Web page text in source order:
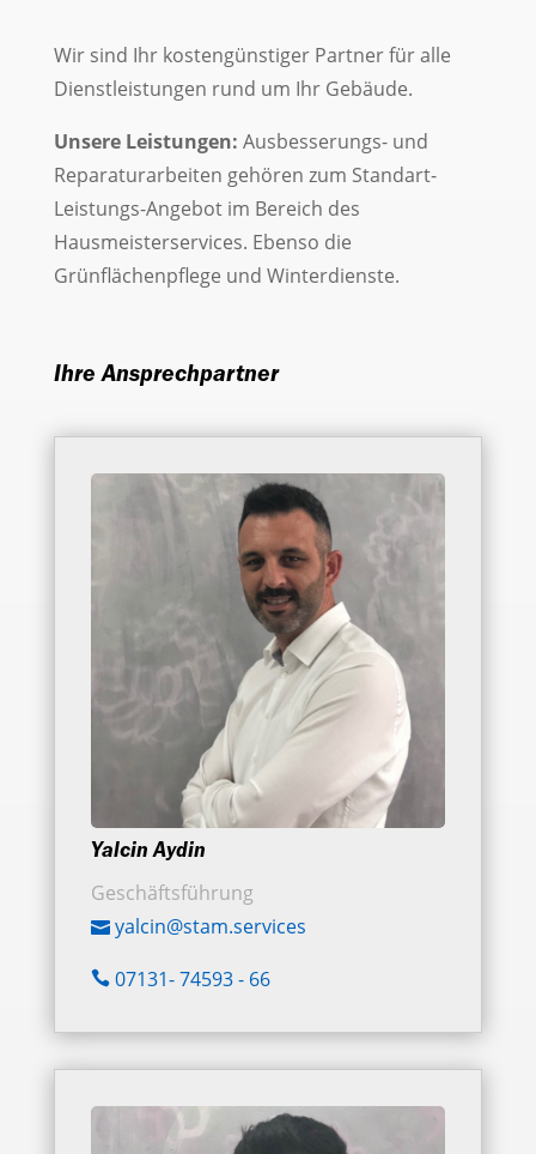
Wir sind Ihr kostengünstiger Partner für alle
Dienstleistungen rund um Ihr Gebäude.
Unsere Leistungen: Ausbesserungs- und
Reparaturarbeiten gehören zum Standart-
Leistungs-Angebot im Bereich des
Hausmeisterservices. Ebenso die
Grünflächenpflege und Winterdienste.
Ihre Ansprechpartner
Yalcin Aydin
Geschäftsführung
yalcin@stam.services
07131- 74593 - 66